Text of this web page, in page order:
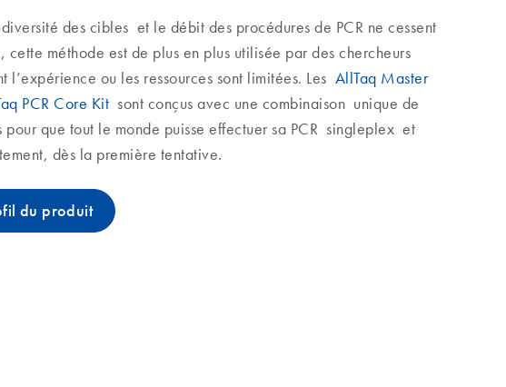
des cibles et le débit des procédures de PCR ne cessent
cette méthode est de plus en plus utilisée par des chercheurs
l’expérience ou les ressources sont limitées. Les AllTaq Master
PCR Core Kit sont conçus avec une combinaison unique de
pour que tout le monde puisse effectuer sa PCR singleplex et
dès la première tentative.
du produit